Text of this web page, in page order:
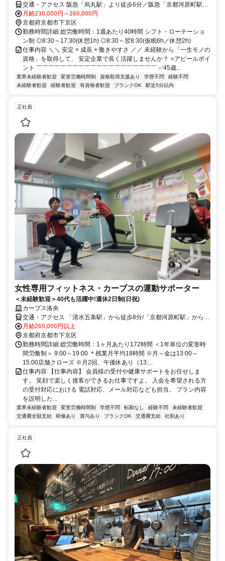
交通・アクセス 阪急「烏丸駅」より徒歩6分／阪急「京都河原町駅」
より徒歩8分
月給230,000円～260,000円
京都府京都市下京区
勤務時間詳細 総労働時間：1週あたり40時間 シフト・ローテーショ
ン制 ◎8:30～17:30(休憩1h) ◎8:30～翌8:30(仮眠6h／休憩2h)
仕事内容 ＼＼ 安定 × 成長 × 働きやすさ ／／ 未経験から「一生モノの
資格」を取得して、 安定企業で長く活躍しませんか？ ⭐アピールポイ
ント ￣￣￣￣￣￣￣￣￣￣￣￣￣￣￣￣￣￣￣￣ ✅45歳...
業界未経験者歓迎 変形労働時間制 資格取得支援あり 学歴不問
経験不問
未経験者歓迎
経験者歓迎 有資格者歓迎 ブランクOK 駅近5分以内
正社員
女性専用フィットネス・カーブスの運動サポーター
＜未経験歓迎＞40代も活躍中!週休2日制(日祝)
カーブス洛央
交通・アクセス 「清水五条駅」から徒歩8分/「京都河原町駅」から徒
歩7分/「五条駅」から徒歩10分
月給260,000円以上
京都府京都市下京区
勤務時間詳細 総労働時間：1ヶ月あたり172時間 ＜1年単位の変形時
間労働制＞ 9:00～19:00 ＊残業月平均18時間 ※月～金は13:00～
15:00店舗クローズ ※月2回、午後休あり（13:...
仕事内容 【仕事内容】 会員様の受付や健康サポートをお任せしま
す。 笑顔で楽しく接客ができるお仕事ですよ。 入会を希望される方
の受付対応における 電話対応、メール対応なども担当。 プラン内容
を説明した...
業界未経験者歓迎 変形労働時間制 学歴不問 転勤なし 経験不問
未経験者歓迎
交通費全額支給
研修あり 賞与あり ブランクOK 交通費支給 社割あり
正社員